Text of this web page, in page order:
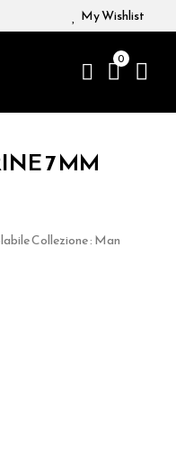
My Wishlist
0
7 MM
Collezione : Man